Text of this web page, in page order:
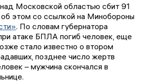
Московской областью сбит 91
этом со ссылкой на Минобороны
. По словам губернатора
атаке БПЛА погиб человек, еще
стало известно о втором
позднее число жертв
– мужчина скончался в